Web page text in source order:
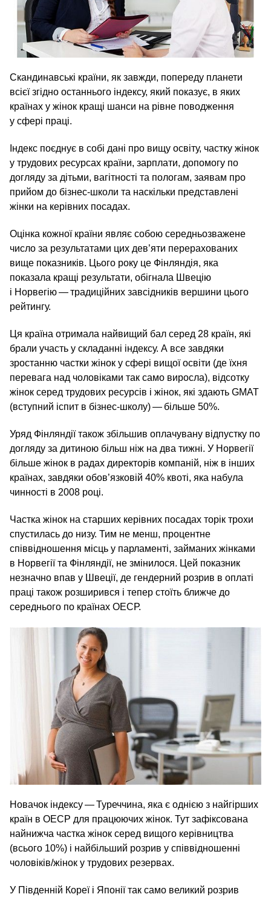
Скандинавські країни, як завжди, попереду планети
всієї згідно останнього індексу, який показує, в яких
країнах у жінок кращі шанси на рівне поводження
у сфері праці.
Індекс поєднує в собі дані про вищу освіту, частку жінок
у трудових ресурсах країни, зарплати, допомогу по
догляду за дітьми, вагітності та пологам, заявам про
прийом до бізнес-школи та наскільки представлені
жінки на керівних посадах.
Оцінка кожної країни являє собою середньозважене
число за результатами цих дев’яти перерахованих
вище показників. Цього року це Фінляндія, яка
показала кращі результати, обігнала Швецію
і Норвегію — традиційних завсідників вершини цього
рейтингу.
Ця країна отримала найвищий бал серед 28 країн, які
брали участь у складанні індексу. А все завдяки
зростанню частки жінок у сфері вищої освіти (де їхня
перевага над чоловіками так само виросла), відсотку
жінок серед трудових ресурсів і жінок, які здають GMAT
(вступний іспит в бізнес-школу) — більше 50%.
Уряд Фінляндії також збільшив оплачувану відпустку по
догляду за дитиною більш ніж на два тижні. У Норвегії
більше жінок в радах директорів компаній, ніж в інших
країнах, завдяки обов’язковій 40% квоті, яка набула
чинності в 2008 році.
Частка жінок на старших керівних посадах торік трохи
спустилась до низу. Тим не менш, процентне
співвідношення місць у парламенті, займаних жінками
в Норвегії та Фінляндії, не змінилося. Цей показник
незначно впав у Швеції, де гендерний розрив в оплаті
праці також розширився і тепер стоїть ближче до
середнього по країнах ОЕСР.
Новачок індексу — Туреччина, яка є однією з найгірших
країн в ОЕСР для працюючих жінок. Тут зафіксована
найнижча частка жінок серед вищого керівництва
(всього 10%) і найбільший розрив у співвідношенні
чоловіків/​жінок у трудових резервах.
У Південній Кореї і Японії так само великий розрив